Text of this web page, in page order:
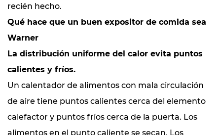
recién hecho.
Qué hace que un buen expositor de comida sea
Warner
La distribución uniforme del calor evita puntos
calientes y fríos.
Un calentador de alimentos con mala circulación
de aire tiene puntos calientes cerca del elemento
calefactor y puntos fríos cerca de la puerta. Los
alimentos en el punto caliente se secan. Los